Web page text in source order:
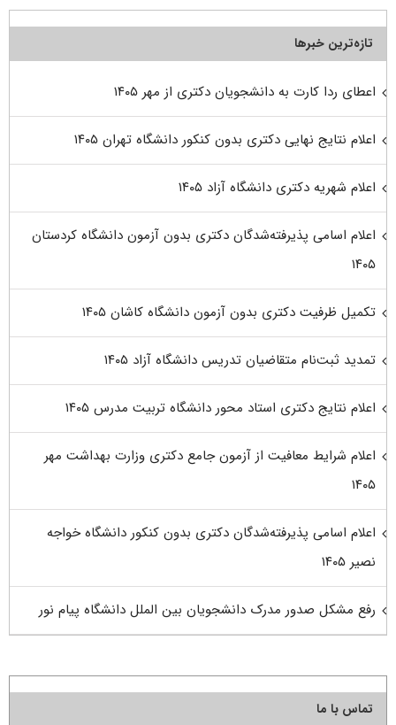
تازه‌ترین خبرها
اعطای ردا کارت به دانشجویان دکتری از مهر ۱۴۰۵
اعلام نتایج نهایی دکتری بدون کنکور دانشگاه تهران ۱۴۰۵
اعلام شهریه دکتری دانشگاه آزاد ۱۴۰۵
اعلام اسامی پذیرفته‌شدگان دکتری بدون آزمون دانشگاه کردستان
۱۴۰۵
تکمیل ظرفیت دکتری بدون آزمون دانشگاه کاشان ۱۴۰۵
تمدید ثبت‌نام متقاضیان تدریس دانشگاه آزاد ۱۴۰۵
اعلام نتایج دکتری استاد محور دانشگاه تربیت مدرس ۱۴۰۵
اعلام شرایط معافیت از آزمون جامع دکتری وزارت بهداشت مهر
۱۴۰۵
اعلام اسامی پذیرفته‌شدگان دکتری بدون کنکور دانشگاه خواجه
نصیر ۱۴۰۵
رفع مشکل صدور مدرک دانشجویان بین الملل دانشگاه پیام نور
تماس با ما